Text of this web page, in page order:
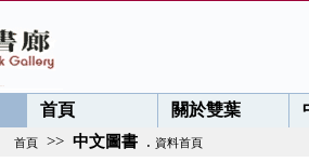
首頁 關於雙葉
首頁 >> 中文圖書 . 資料首頁